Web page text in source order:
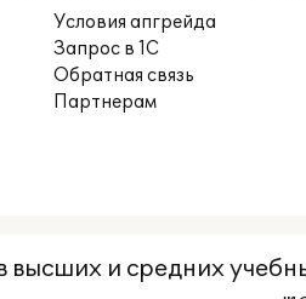
Условия апгрейда
Запрос в 1С
Обратная связь
Партнерам
и средних